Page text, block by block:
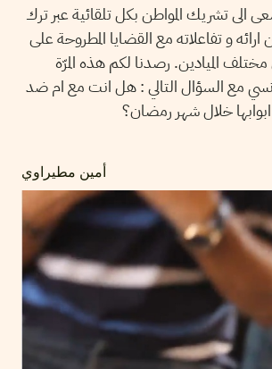
الى تشريك المواطن بكل تلقائية عبر ترك
و تفاعلاته مع القضايا المطروحة على
الميادين. رصدنا لكم هذه المرّة
مع السؤال التالي : هل انت مع ام ضد
خلال شهر رمضان؟
أمين مطيراوي